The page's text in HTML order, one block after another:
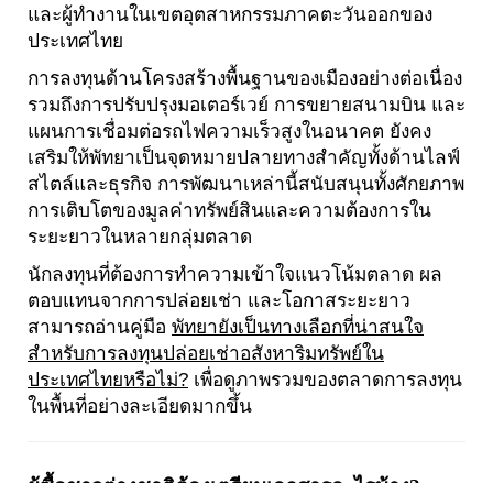
และผู้ทำงานในเขตอุตสาหกรรมภาคตะวันออกของ
ประเทศไทย
การลงทุนด้านโครงสร้างพื้นฐานของเมืองอย่างต่อเนื่อง
รวมถึงการปรับปรุงมอเตอร์เวย์ การขยายสนามบิน และ
แผนการเชื่อมต่อรถไฟความเร็วสูงในอนาคต ยังคง
เสริมให้พัทยาเป็นจุดหมายปลายทางสำคัญทั้งด้านไลฟ์
สไตล์และธุรกิจ การพัฒนาเหล่านี้สนับสนุนทั้งศักยภาพ
การเติบโตของมูลค่าทรัพย์สินและความต้องการใน
ระยะยาวในหลายกลุ่มตลาด
นักลงทุนที่ต้องการทำความเข้าใจแนวโน้มตลาด ผล
ตอบแทนจากการปล่อยเช่า และโอกาสระยะยาว
สามารถอ่านคู่มือ พัทยายังเป็นทางเลือกที่น่าสนใจ
สำหรับการลงทุนปล่อยเช่าอสังหาริมทรัพย์ใน
ประเทศไทยหรือไม่? เพื่อดูภาพรวมของตลาดการลงทุน
ในพื้นที่อย่างละเอียดมากขึ้น